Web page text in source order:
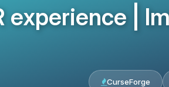
experience |
CurseForge